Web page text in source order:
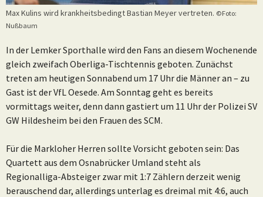
Max Kulins wird krankheitsbedingt Bastian Meyer vertreten. ©Foto:
Nußbaum
In der Lemker Sporthalle wird den Fans an diesem Wochenende
gleich zweifach Oberliga-Tischtennis geboten. Zunächst
treten am heutigen Sonnabend um 17 Uhr die Männer an – zu
Gast ist der VfL Oesede. Am Sonntag geht es bereits
vormittags weiter, denn dann gastiert um 11 Uhr der Polizei SV
GW Hildesheim bei den Frauen des SCM.
Für die Markloher Herren sollte Vorsicht geboten sein: Das
Quartett aus dem Osnabrücker Umland steht als
Regionalliga-Absteiger zwar mit 1:7 Zählern derzeit wenig
berauschend dar, allerdings unterlag es dreimal mit 4:6, auch